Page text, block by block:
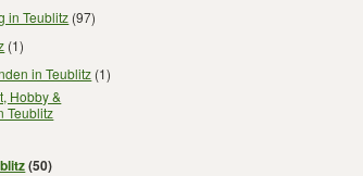
in Teublitz (97)
(1)
in Teublitz (1)
Hobby &
Teublitz
(50)